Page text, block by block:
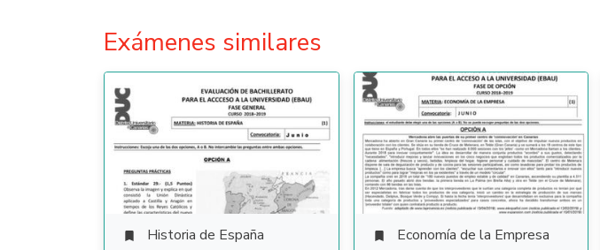
Exámenes similares
 Historia de España  Economía de la Empresa